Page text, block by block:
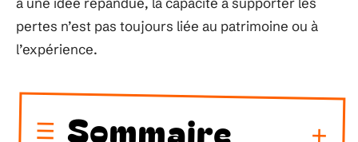
pertes n’est pas toujours liée au patrimoine ou à
l’expérience.
Sommaire